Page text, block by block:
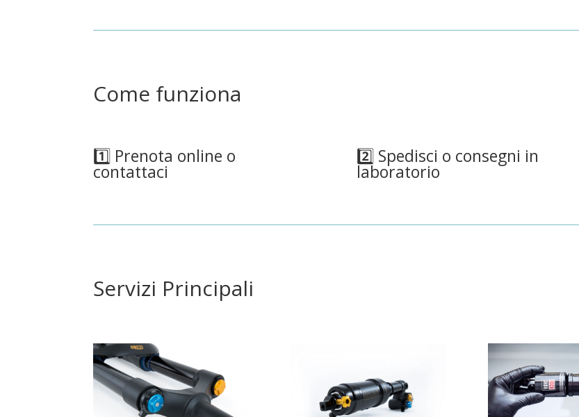
Come funziona
1️⃣ Prenota online o
contattaci
2️⃣ Spedisci o consegni in
laboratorio
Servizi Principali